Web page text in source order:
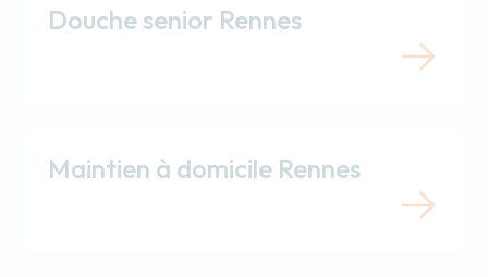
Douche senior Rennes
Maintien à domicile Rennes